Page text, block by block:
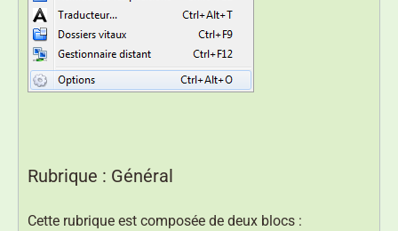
Rubrique : Général
Cette rubrique est composée de deux blocs :